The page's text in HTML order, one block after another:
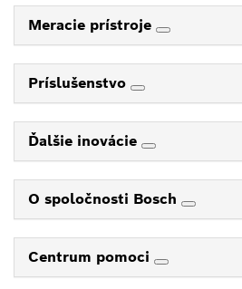
Meracie prístroje
Príslušenstvo
Ďalšie inovácie
O spoločnosti Bosch
Centrum pomoci